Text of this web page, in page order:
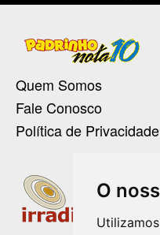
O
Quem Somos
Fale Conosco
Política de Privacidade